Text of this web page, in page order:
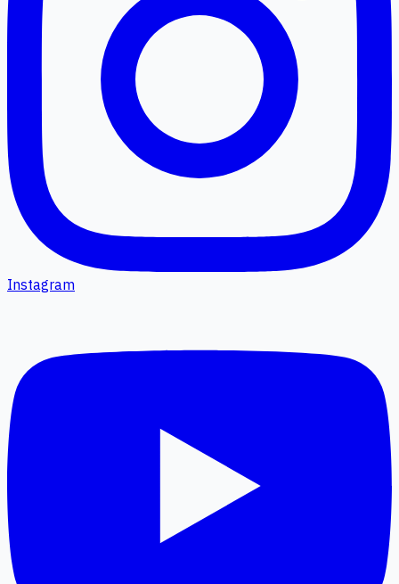
Instagram